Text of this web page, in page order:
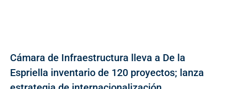
Cámara de Infraestructura lleva a De la
Espriella inventario de 120 proyectos; lanza